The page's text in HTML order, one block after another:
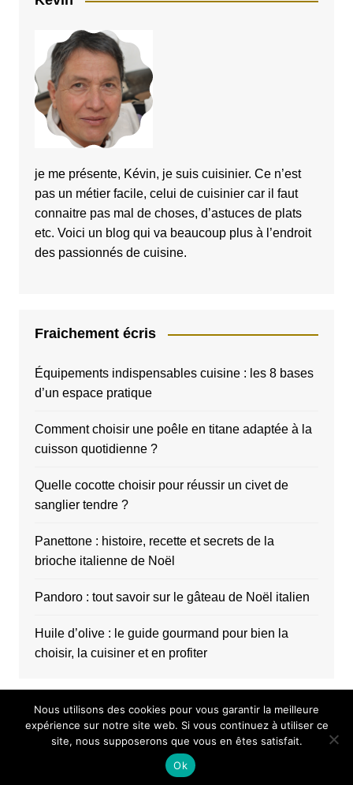
je me présente, Kévin, je suis cuisinier. Ce n’est
pas un métier facile, celui de cuisinier car il faut
connaitre pas mal de choses, d’astuces de plats
etc. Voici un blog qui va beaucoup plus à l’endroit
des passionnés de cuisine.
Fraichement écris
Équipements indispensables cuisine : les 8 bases
d’un espace pratique
Comment choisir une poêle en titane adaptée à la
cuisson quotidienne ?
Quelle cocotte choisir pour réussir un civet de
sanglier tendre ?
Panettone : histoire, recette et secrets de la
brioche italienne de Noël
Pandoro : tout savoir sur le gâteau de Noël italien
Huile d’olive : le guide gourmand pour bien la
choisir, la cuisiner et en profiter
Copyright © 2026 Choco au carré. All rights reserved.
Nous utilisons des cookies pour vous garantir la meilleure
expérience sur notre site web. Si vous continuez à utiliser ce
site, nous supposerons que vous en êtes satisfait.
Ok